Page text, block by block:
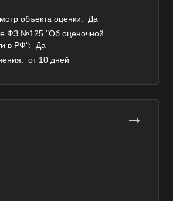
объекта оценки:
Да
ФЗ №125 "Об оценочной
в РФ":
Да
от 10 дней